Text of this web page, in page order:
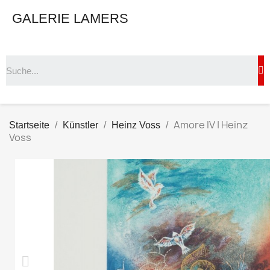
GALERIE LAMERS
Startseite Künstler Heinz Voss
Amore IV | Heinz
Voss